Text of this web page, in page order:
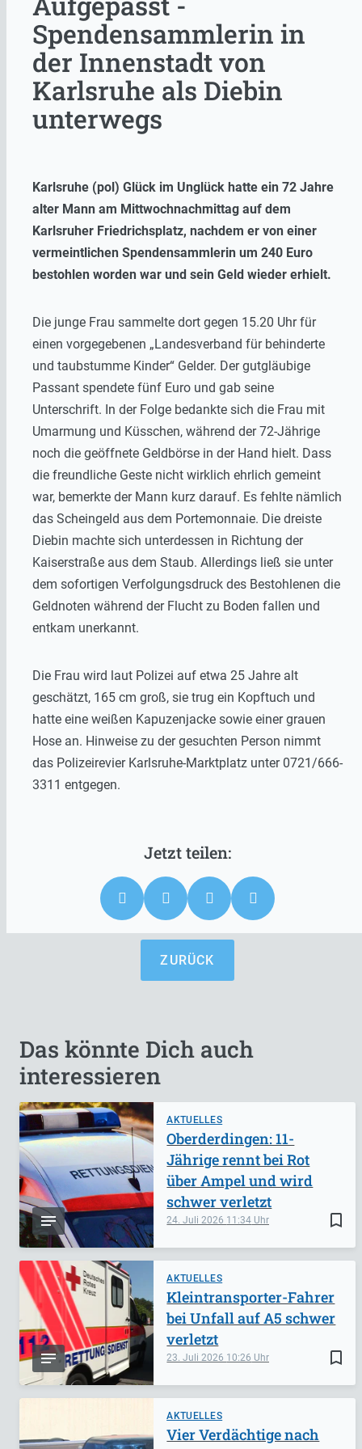
Spendensammlerin in
der Innenstadt von
Karlsruhe als Diebin
unterwegs
Karlsruhe (pol) Glück im Unglück hatte ein 72 Jahre
alter Mann am Mittwochnachmittag auf dem
Karlsruher Friedrichsplatz, nachdem er von einer
vermeintlichen Spendensammlerin um 240 Euro
bestohlen worden war und sein Geld wieder erhielt.
Die junge Frau sammelte dort gegen 15.20 Uhr für
einen vorgegebenen „Landesverband für behinderte
und taubstumme Kinder“ Gelder. Der gutgläubige
Passant spendete fünf Euro und gab seine
Unterschrift. In der Folge bedankte sich die Frau mit
Umarmung und Küsschen, während der 72-Jährige
noch die geöffnete Geldbörse in der Hand hielt. Dass
die freundliche Geste nicht wirklich ehrlich gemeint
war, bemerkte der Mann kurz darauf. Es fehlte nämlich
das Scheingeld aus dem Portemonnaie. Die dreiste
Diebin machte sich unterdessen in Richtung der
Kaiserstraße aus dem Staub. Allerdings ließ sie unter
dem sofortigen Verfolgungsdruck des Bestohlenen die
Geldnoten während der Flucht zu Boden fallen und
entkam unerkannt.
Die Frau wird laut Polizei auf etwa 25 Jahre alt
geschätzt, 165 cm groß, sie trug ein Kopftuch und
hatte eine weißen Kapuzenjacke sowie einer grauen
Hose an. Hinweise zu der gesuchten Person nimmt
das Polizeirevier Karlsruhe-Marktplatz unter 0721/666-
3311 entgegen.
ZURÜCK
Das könnte Dich auch
interessieren
AKTUELLES
bookmark_border
24. Juli 2026 11:34
Oberderdingen: 11-
Jährige rennt bei Rot
über Ampel und wird
schwer verletzt
AKTUELLES
bookmark_border
23. Juli 2026 10:26
Kleintransporter-Fahrer
bei Unfall auf A5 schwer
verletzt
AKTUELLES
Vier Verdächtige nach